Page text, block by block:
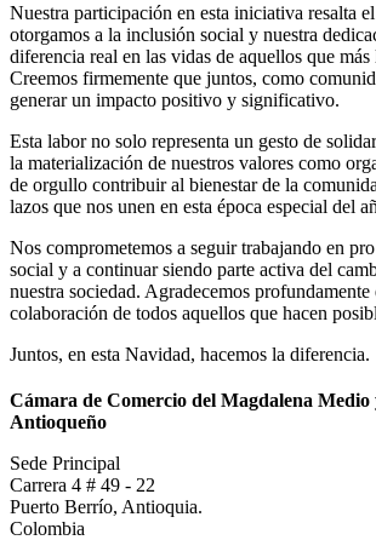
Nuestra participación en esta iniciativa resalta
otorgamos a la inclusión social y nuestra
diferencia real en las vidas de aquellos que más
Creemos firmemente que juntos, como
generar un impacto positivo y significativo.
Esta labor no solo representa un gesto de
la materialización de nuestros valores como
de orgullo contribuir al bienestar de la
lazos que nos unen en esta época especial del
Nos comprometemos a seguir trabajando en
social y a continuar siendo parte activa del
nuestra sociedad. Agradecemos
colaboración de todos aquellos que hacen
Juntos, en esta Navidad, hacemos la diferencia.
Cámara de Comercio del Magdalena Medio
Antioqueño
Sede Principal
Carrera 4 # 49 - 22
Puerto Berrío, Antioquia.
Colombia